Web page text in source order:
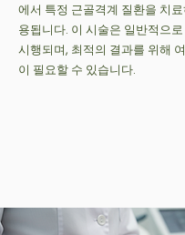
에서 특정 근골격계 질환을 치
용됩니다. 이 시술은 일반적으
시행되며, 최적의 결과를 위해
이 필요할 수 있습니다.